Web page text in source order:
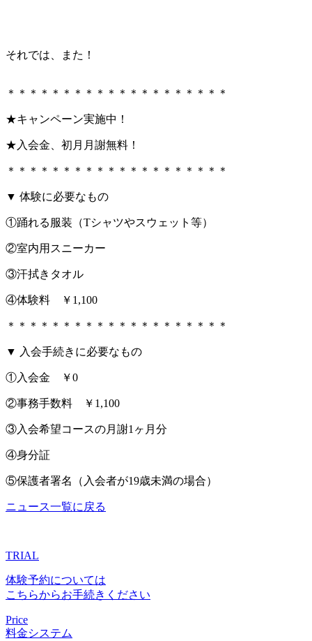
それでは、また！
＊＊＊＊＊＊＊＊＊＊＊＊＊＊＊＊＊＊＊＊
★キャンペーン実施中！
★入会金、初月月謝無料！
＊＊＊＊＊＊＊＊＊＊＊＊＊＊＊＊＊＊＊＊
▼ 体験に必要なもの
①踊れる服装（Tシャツやスウェット等）
②室内用スニーカー
③汗拭きタオル
④体験料 ￥1,100
＊＊＊＊＊＊＊＊＊＊＊＊＊＊＊＊＊＊＊＊
▼ 入会手続きに必要なもの
①入会金 ￥0
②事務手数料 ￥1,100
③入会希望コースの月謝1ヶ月分
④身分証
⑤保護者署名（入会者が19歳未満の場合）
ニュース一覧に戻る
TRIAL
体験予約については
こちらからお手続きください
Price
料金システム